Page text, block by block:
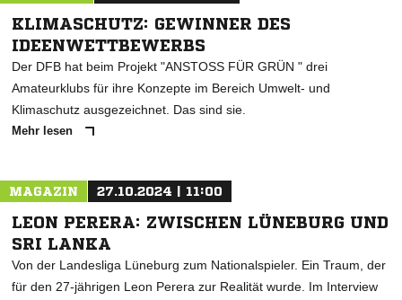
KLIMASCHUTZ: GEWINNER DES
IDEENWETTBEWERBS
Der DFB hat beim Projekt "ANSTOSS FÜR GRÜN " drei
Amateurklubs für ihre Konzepte im Bereich Umwelt- und
Klimaschutz ausgezeichnet. Das sind sie.
Mehr lesen
MAGAZIN 27.10.2024 | 11:00
LEON PERERA: ZWISCHEN LÜNEBURG UND
SRI LANKA
Von der Landesliga Lüneburg zum Nationalspieler. Ein Traum, der
für den 27-jährigen Leon Perera zur Realität wurde. Im Interview